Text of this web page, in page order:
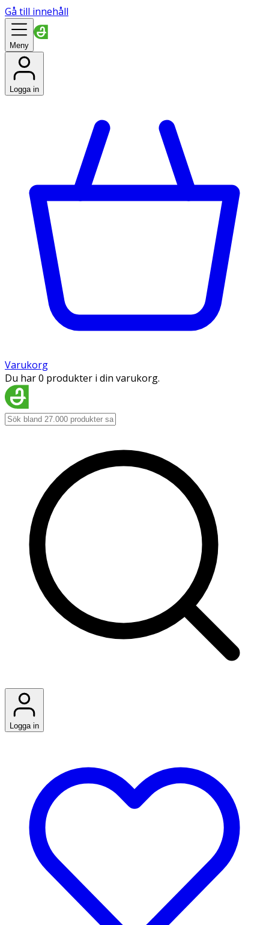
Gå till innehåll
Meny
Logga in
Varukorg
Du har 0 produkter i din varukorg.
Logga in